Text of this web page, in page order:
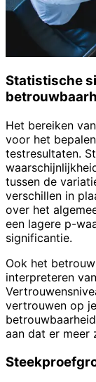
Statistische
Het bereiken
voor het
testresultaten.
tussen de
verschillen in
over het
een lagere p-
significantie.
Ook het
interpreteren
vertrouwen op
aan dat er meer